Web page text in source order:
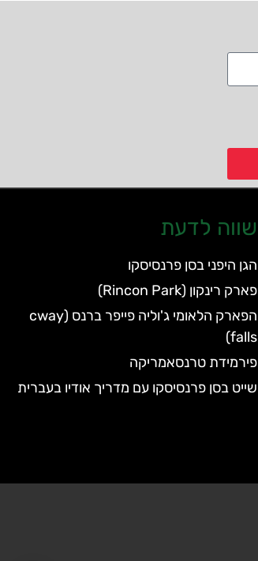
שווה לדעת
הגן היפני בסן פרנסיסקו
פארק רינקון (Rincon Park)
הפארק הלאומי ג'וליה פייפר ברנס (cway
falls)
פירמידת טרנסאמריקה
שייט בסן פרנסיסקו עם מדריך אודיו בעברית